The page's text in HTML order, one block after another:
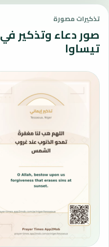
تذكيرات مصورة
صور دعاء وتذكير في
تيساوا